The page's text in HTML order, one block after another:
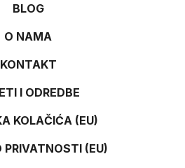
BLOG
O NAMA
KONTAKT
I ODREDBE
KOLAČIĆA (EU)
PRIVATNOSTI (EU)